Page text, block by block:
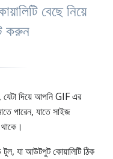
বেছে নিয়ে
করুন
দিয়ে আপনি GIF এর
পারেন, যাতে সাইজ
যা আউটপুট কোয়ালিটি ঠিক